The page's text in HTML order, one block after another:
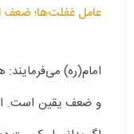
عامل غفلت‌ها؛ ضعف
امام(ره)
و ضعف یقین است. از